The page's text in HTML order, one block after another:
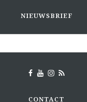
NIEUWSBRIEF
CONTACT